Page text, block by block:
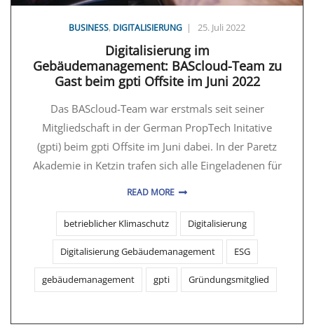
BUSINESS, DIGITALISIERUNG | 25. Juli 2022
Digitalisierung im
Gebäudemanagement: BAScloud-Team zu
Gast beim gpti Offsite im Juni 2022
Das BAScloud-Team war erstmals seit seiner
Mitgliedschaft in der German PropTech Initative
(gpti) beim gpti Offsite im Juni dabei. In der Paretz
Akademie in Ketzin trafen sich alle Eingeladenen für
READ MORE
betrieblicher Klimaschutz Digitalisierung
Digitalisierung Gebäudemanagement ESG
gebäudemanagement gpti Gründungsmitglied